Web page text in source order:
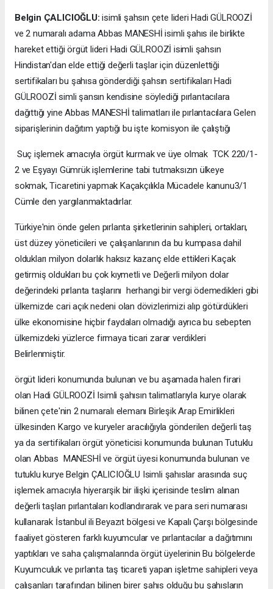
Belgin ÇALICIOĞLU: isimli şahsın çete lideri Hadi GÜLROOZİ
ve 2 numaralı adama Abbas MANESHİ isimli şahıs ile birlikte
hareket ettiği örgüt lideri Hadi GÜLROOZİ isimli şahsın
Hindistan'dan elde ettiği değerli taşlar için düzenlettiği
sertifikaları bu şahısa gönderdiği şahsın sertifikaları Hadi
GÜLROOZİ simli şansın kendisine söylediği pırlantacılara
dağıttığı yine Abbas MANESHİ talimatları ile pırlantacılara Gelen
siparişlerinin dağıtım yaptığı bu işte komisyon ile çalıştığı
Suç işlemek amacıyla örgüt kurmak ve üye olmak TCK 220/1-
2 ve Eşyayı Gümrük işlemlerine tabi tutmaksızın ülkeye
sokmak, Ticaretini yapmak Kaçakçılıkla Mücadele kanunu3/1
Cümle den yargılanmaktadırlar.
Türkiye'nin önde gelen pırlanta şirketlerinin sahipleri, ortakları,
üst düzey yöneticileri ve çalışanlarının da bu kumpasa dahil
oldukları milyon dolarlık haksız kazanç elde ettikleri Kaçak
getirmiş oldukları bu çok kıymetli ve Değerli milyon dolar
değerindeki pırlanta taşlarını herhangi bir vergi ödemedikleri gibi
ülkemizde cari açık nedeni olan dövizlerimizi alıp götürdükleri
ülke ekonomisine hiçbir faydaları olmadığı ayrıca bu sebepten
ülkemizdeki yüzlerce firmaya ticari zarar verdikleri
Belirlenmiştir.
örgüt lideri konumunda bulunan ve bu aşamada halen firari
olan Hadi GÜLROOZİ Isimli şahısın talimatlarıyla kurye olarak
bilinen çete'nin 2 numaralı elemanı Birleşik Arap Emirlikleri
ülkesinden Kargo ve kuryeler aracılığıyla gönderilen değerli taş
ya da sertifikaları örgüt yöneticisi konumunda bulunan Tutuklu
olan Abbas MANESHİ ve örgüt üyesi konumunda bulunan ve
tutuklu kurye Belgin ÇALICIOĞLU Isimli şahıslar arasında suç
işlemek amacıyla hiyerarşik bir ilişki içerisinde teslim alınan
değerli taşları pırlantaları kodlandırarak ve para seri numarası
kullanarak İstanbul ili Beyazıt bölgesi ve Kapalı Çarşı bölgesinde
faaliyet gösteren farklı kuyumcular ve pırlantacılar a dağıtımını
yaptıkları ve saha çalışmalarında örgüt üyelerinin Bu bölgelerde
Kuyumculuk ve pırlanta taş ticareti yapan işletme sahipleri veya
çalışanları tarafından bilinen birer şahıs olduğu bu şahısların